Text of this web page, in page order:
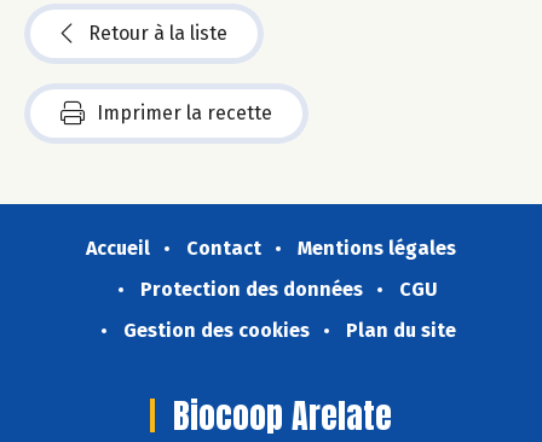
Retour à la liste
Imprimer la recette
Accueil Contact
Mentions légales
Protection des données
CGU
Gestion des cookies
Plan du site
Biocoop Arelate